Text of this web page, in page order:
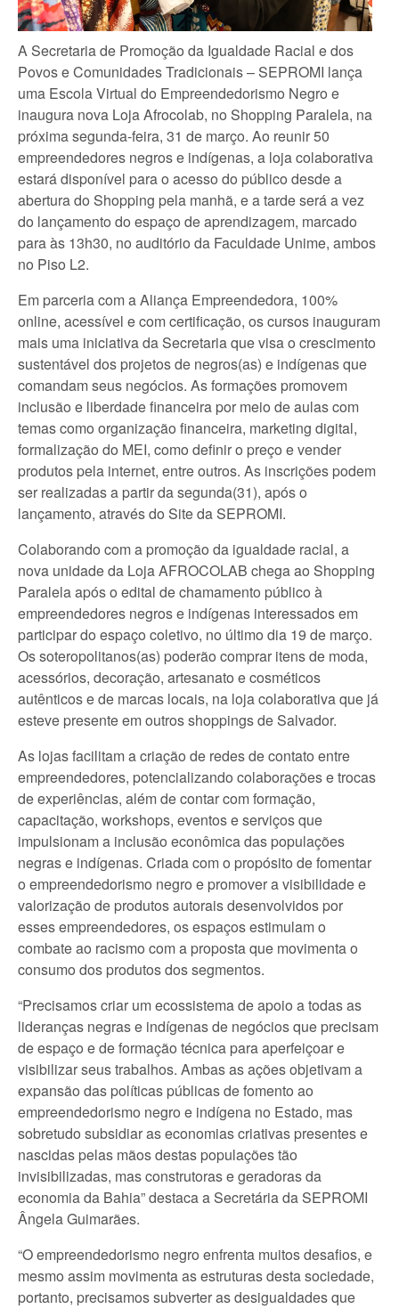
A Secretaria de Promoção da Igualdade Racial e dos
Povos e Comunidades Tradicionais – SEPROMI lança
uma Escola Virtual do Empreendedorismo Negro e
inaugura nova Loja Afrocolab, no Shopping Paralela, na
próxima segunda-feira, 31 de março. Ao reunir 50
empreendedores negros e indígenas, a loja colaborativa
estará disponível para o acesso do público desde a
abertura do Shopping pela manhã, e a tarde será a vez
do lançamento do espaço de aprendizagem, marcado
para às 13h30, no auditório da Faculdade Unime, ambos
no Piso L2.
Em parceria com a Aliança Empreendedora, 100%
online, acessível e com certificação, os cursos inauguram
mais uma iniciativa da Secretaria que visa o crescimento
sustentável dos projetos de negros(as) e indígenas que
comandam seus negócios. As formações promovem
inclusão e liberdade financeira por meio de aulas com
temas como organização financeira, marketing digital,
formalização do MEI, como definir o preço e vender
produtos pela internet, entre outros. As inscrições podem
ser realizadas a partir da segunda(31), após o
lançamento, através do Site da SEPROMI.
Colaborando com a promoção da igualdade racial, a
nova unidade da Loja AFROCOLAB chega ao Shopping
Paralela após o edital de chamamento público à
empreendedores negros e indígenas interessados em
participar do espaço coletivo, no último dia 19 de março.
Os soteropolitanos(as) poderão comprar itens de moda,
acessórios, decoração, artesanato e cosméticos
autênticos e de marcas locais, na loja colaborativa que já
esteve presente em outros shoppings de Salvador.
As lojas facilitam a criação de redes de contato entre
empreendedores, potencializando colaborações e trocas
de experiências, além de contar com formação,
capacitação, workshops, eventos e serviços que
impulsionam a inclusão econômica das populações
negras e indígenas. Criada com o propósito de fomentar
o empreendedorismo negro e promover a visibilidade e
valorização de produtos autorais desenvolvidos por
esses empreendedores, os espaços estimulam o
combate ao racismo com a proposta que movimenta o
consumo dos produtos dos segmentos.
“Precisamos criar um ecossistema de apoio a todas as
lideranças negras e indígenas de negócios que precisam
de espaço e de formação técnica para aperfeiçoar e
visibilizar seus trabalhos. Ambas as ações objetivam a
expansão das políticas públicas de fomento ao
empreendedorismo negro e indígena no Estado, mas
sobretudo subsidiar as economias criativas presentes e
nascidas pelas mãos destas populações tão
invisibilizadas, mas construtoras e geradoras da
economia da Bahia” destaca a Secretária da SEPROMI
Ângela Guimarães.
“O empreendedorismo negro enfrenta muitos desafios, e
mesmo assim movimenta as estruturas desta sociedade,
portanto, precisamos subverter as desigualdades que